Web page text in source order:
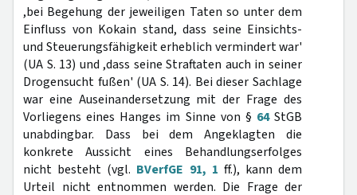
,bei Begehung der jeweiligen Taten so unter dem
Einfluss von Kokain stand, dass seine Einsichts-
und Steuerungsfähigkeit erheblich vermindert war'
(UA S. 13) und ,dass seine Straftaten auch in seiner
Drogensucht fußen' (UA S. 14). Bei dieser Sachlage
war eine Auseinandersetzung mit der Frage des
Vorliegens eines Hanges im Sinne von § 64StGB
unabdingbar. Dass bei dem Angeklagten die
konkrete Aussicht eines Behandlungserfolges
nicht besteht (vgl. BVerfGE 91, 1 ff.), kann dem
Urteil nicht entnommen werden. Die Frage der